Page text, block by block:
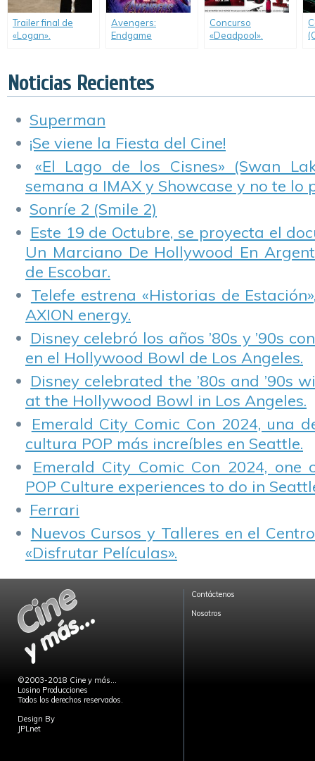
Trailer final de
«Logan».
Avengers:
Endgame
Concurso
«Deadpool».
Noticias Recientes
Superman
¡Se viene la Fiesta del Cine!
«El Lago de los Cisnes» (Swan
semana a IMAX y Showcase y no te lo
Sonríe 2 (Smile 2)
Este 19 de Octubre, se proyecta el
Un Marciano De Hollywood En
de Escobar.
Telefe estrena «Historias de
AXION energy.
Disney celebró los años ’80s y ’90s
en el Hollywood Bowl de Los Angeles.
Disney celebrated the ’80s and ’90s
at the Hollywood Bowl in Los Angeles.
Emerald City Comic Con 2024, una
cultura POP más increíbles en Seattle.
Emerald City Comic Con 2024,
POP Culture experiences to do in
Ferrari
Nuevos Cursos y Talleres en el
«Disfrutar Películas».
©2003-2018 Cine y más...
Losino Producciones
Todos los derechos reservados.
Design By
JPLnet
Contáctenos
Nosotros